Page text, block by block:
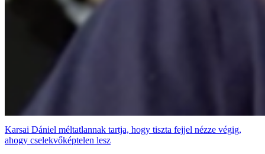
Karsai Dániel méltatlannak tartja, hogy tiszta fejjel nézze végig,
ahogy cselekvőképtelen lesz